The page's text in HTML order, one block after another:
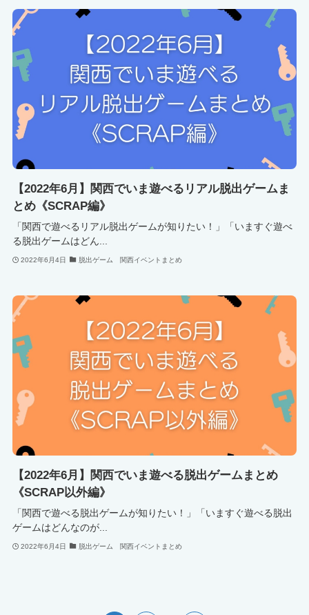
【2022年6月】関西でいま遊べるリアル脱出ゲームま
とめ《SCRAP編》
「関西で遊べるリアル脱出ゲームが知りたい！」「いますぐ遊べ
る脱出ゲームはどん...
2022年6月4日 脱出ゲーム 関西イベントまとめ
【2022年6月】関西でいま遊べる脱出ゲームまとめ
《SCRAP以外編》
「関西で遊べる脱出ゲームが知りたい！」「いますぐ遊べる脱出
ゲームはどんなのが...
2022年6月4日 脱出ゲーム 関西イベントまとめ